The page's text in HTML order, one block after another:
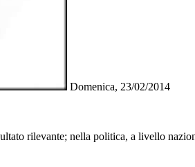
Domenica, 23/02/2014
rilevante; nella politica, a livello